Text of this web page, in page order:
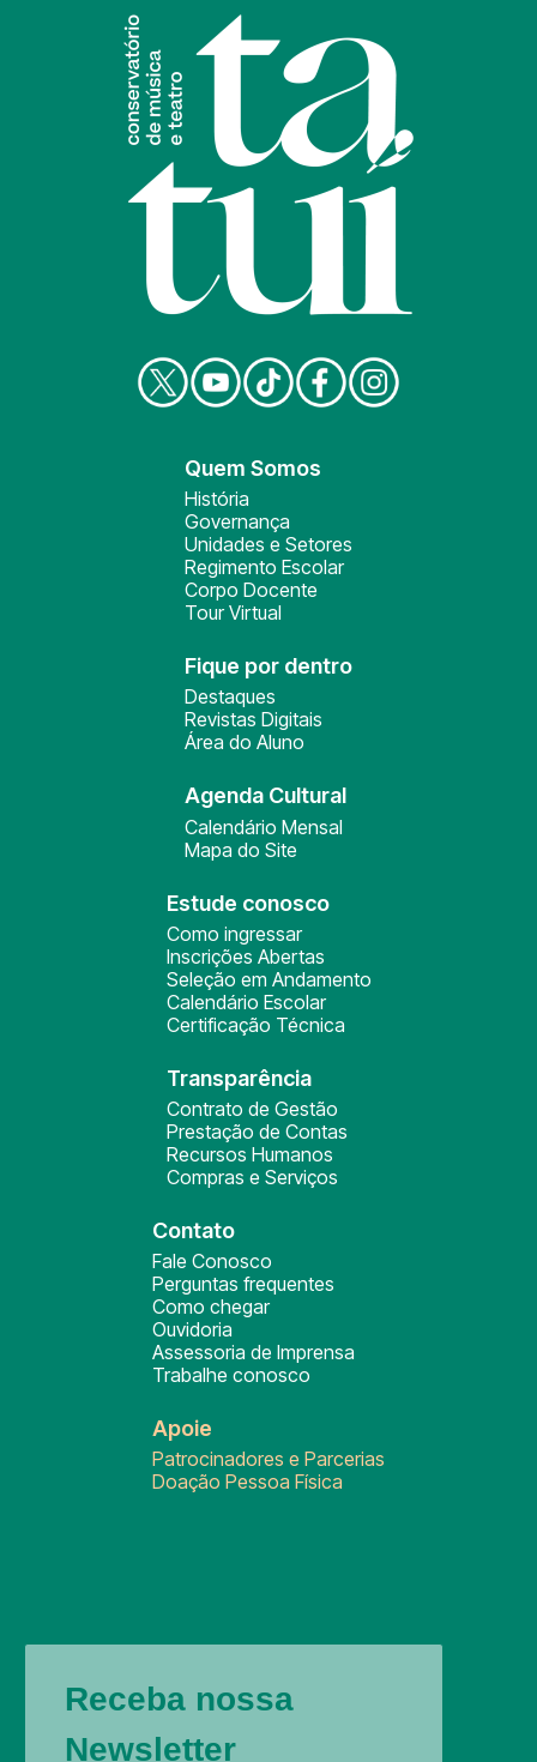
Quem Somos
História
Governança
Unidades e Setores
Regimento Escolar
Corpo Docente
Tour Virtual
Fique por dentro
Destaques
Revistas Digitais
Área do Aluno
Agenda Cultural
Calendário Mensal
Mapa do Site
Estude conosco
Como ingressar
Inscrições Abertas
Seleção em Andamento
Calendário Escolar
Certificação Técnica
Transparência
Contrato de Gestão
Prestação de Contas
Recursos Humanos
Compras e Serviços
Contato
Fale Conosco
Perguntas frequentes
Como chegar
Ouvidoria
Assessoria de Imprensa
Trabalhe conosco
Apoie
Patrocinadores e Parcerias
Doação Pessoa Física